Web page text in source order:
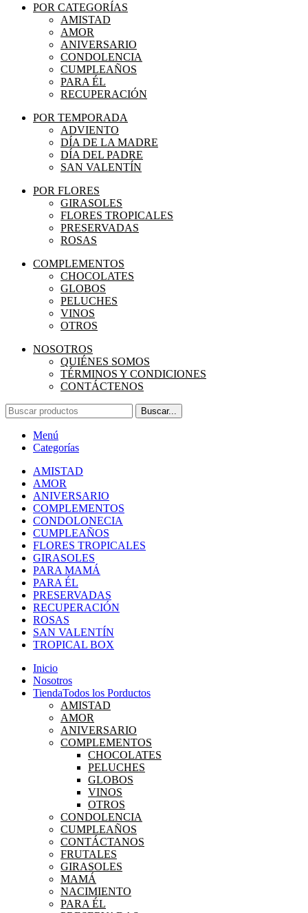
POR CATEGORÍAS
AMISTAD
AMOR
ANIVERSARIO
CONDOLENCIA
CUMPLEAÑOS
PARA ÉL
RECUPERACIÓN
POR TEMPORADA
ADVIENTO
DÍA DE LA MADRE
DÍA DEL PADRE
SAN VALENTÍN
POR FLORES
GIRASOLES
FLORES TROPICALES
PRESERVADAS
ROSAS
COMPLEMENTOS
CHOCOLATES
GLOBOS
PELUCHES
VINOS
OTROS
NOSOTROS
QUIÉNES SOMOS
TÉRMINOS Y CONDICIONES
CONTÁCTENOS
Buscar...
Menú
Categorías
AMISTAD
AMOR
ANIVERSARIO
COMPLEMENTOS
CONDOLONECIA
CUMPLEAÑOS
FLORES TROPICALES
GIRASOLES
PARA MAMÁ
PARA ÉL
PRESERVADAS
RECUPERACIÓN
ROSAS
SAN VALENTÍN
TROPICAL BOX
Inicio
Nosotros
TiendaTodos los Porductos
AMISTAD
AMOR
ANIVERSARIO
COMPLEMENTOS
CHOCOLATES
PELUCHES
GLOBOS
VINOS
OTROS
CONDOLENCIA
CUMPLEAÑOS
CONTÁCTANOS
FRUTALES
GIRASOLES
MAMÁ
NACIMIENTO
PARA ÉL